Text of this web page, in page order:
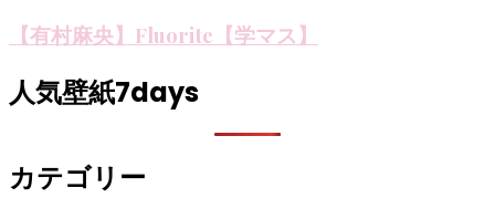
【有村麻央】Fluorite【学マス】
人気壁紙7days
カテゴリー